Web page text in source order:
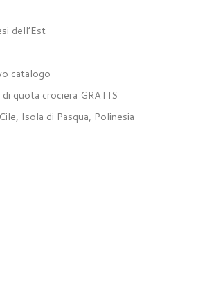
dell’Est
catalogo
quota crociera GRATIS
Isola di Pasqua, Polinesia